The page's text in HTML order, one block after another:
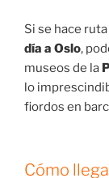
Si se hace
día a Oslo,
museos de la
lo
fiordos en
Cómo